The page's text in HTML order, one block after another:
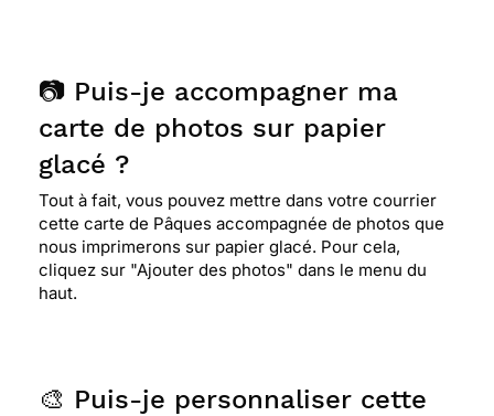
📷 Puis-je accompagner ma
carte de photos sur papier
glacé ?
Tout à fait, vous pouvez mettre dans votre courrier
cette carte de Pâques accompagnée de photos que
nous imprimerons sur papier glacé. Pour cela,
cliquez sur "Ajouter des photos" dans le menu du
haut.
🎨 Puis-je personnaliser cette